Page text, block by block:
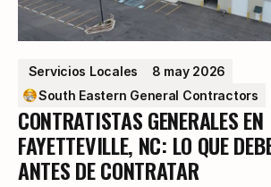
Servicios Locales
8 may 2026
South Eastern General Contractors
CONTRATISTAS GENERALES EN
FAYETTEVILLE, NC: LO QUE
ANTES DE CONTRATAR